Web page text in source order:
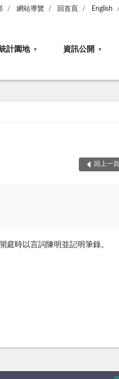
網站導覽 回首頁 English
計園地 資訊公開
回上一頁
庭時以言詞陳明並記明筆錄。